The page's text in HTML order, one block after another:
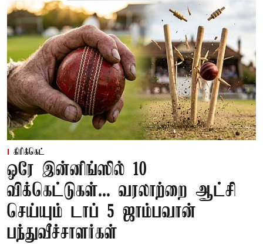
கிரிக்கெட்
ஒரே இன்னிங்ஸில் 10
விக்கெட்டுகள்... வரலாற்றை ஆட்சி
செய்யும் டாப் 5 ஜாம்பவான்
பந்துவீச்சாளர்கள்